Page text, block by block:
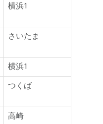
横浜1
さいたま
横浜1
つくば
高崎